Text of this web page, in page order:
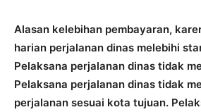
Alasan kelebihan pembayaran,
harian perjalanan dinas melebihi
Pelaksana perjalanan dinas tidak
Pelaksana perjalanan dinas tidak
perjalanan sesuai kota tujuan.